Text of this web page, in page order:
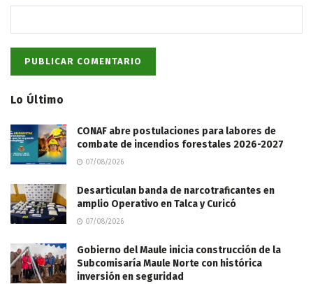
Lo Último
CONAF abre postulaciones para labores de
combate de incendios forestales 2026-2027
07/08/2026
Desarticulan banda de narcotraficantes en
amplio Operativo en Talca y Curicó
07/08/2026
Gobierno del Maule inicia construcción de la
Subcomisaría Maule Norte con histórica
inversión en seguridad